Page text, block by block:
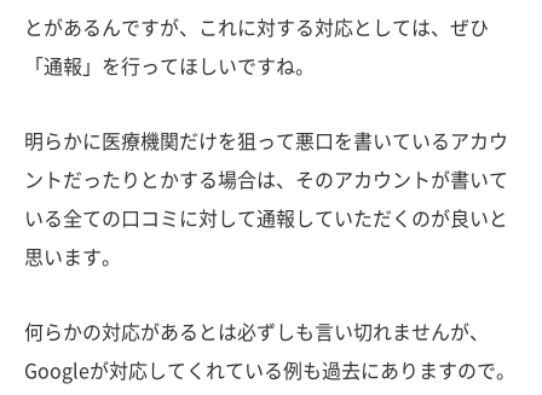
とがあるんですが、これに対する対応としては、ぜひ
「通報」を行ってほしいですね。
明らかに医療機関だけを狙って悪口を書いているアカウ
ントだったりとかする場合は、そのアカウントが書いて
いる全ての口コミに対して通報していただくのが良いと
思います。
何らかの対応があるとは必ずしも言い切れませんが、
Googleが対応してくれている例も過去にありますので。